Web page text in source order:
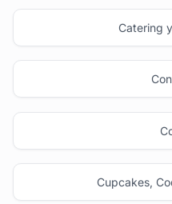
Catering
Cupcakes,